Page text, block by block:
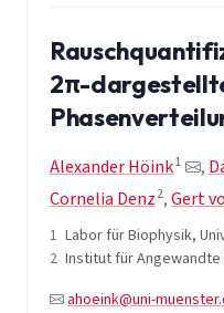
2π-
Alexander Höink1 ,
Cornelia Denz 2,Gert
1 Labor für Biophysik,
2 Institut für
ahoeink@uni-